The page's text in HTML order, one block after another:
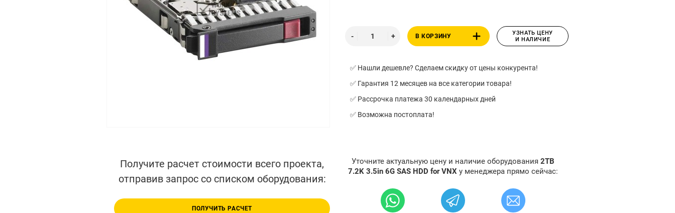
В КОРЗИНУ
УЗНАТЬ ЦЕНУ
И НАЛИЧИЕ
✅ Нашли дешевле? Сделаем скидку от цены конкурента!
✅ Гарантия 12 месяцев на все категории товара!
✅ Рассрочка платежа 30 календарных дней
✅ Возможна постоплата!
Получите расчет стоимости всего проекта,
отправив запрос со списком оборудования:
ПОЛУЧИТЬ РАСЧЕТ
Уточните актуальную цену и наличие оборудования 2TB
7.2K 3.5in 6G SAS HDD for VNX у менеджера прямо сейчас: